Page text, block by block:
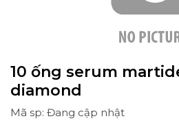
10 ống serum
diamond
Mã sp: Đang cập nhật